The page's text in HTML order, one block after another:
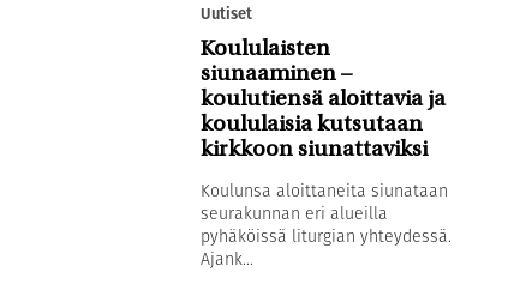
Uutiset
Koululaisten
siunaaminen –
koulutiensä aloittavia ja
koululaisia kutsutaan
kirkkoon siunattaviksi
Koulunsa aloittaneita siunataan
seurakunnan eri alueilla
pyhäköissä liturgian yhteydessä.
Ajank...